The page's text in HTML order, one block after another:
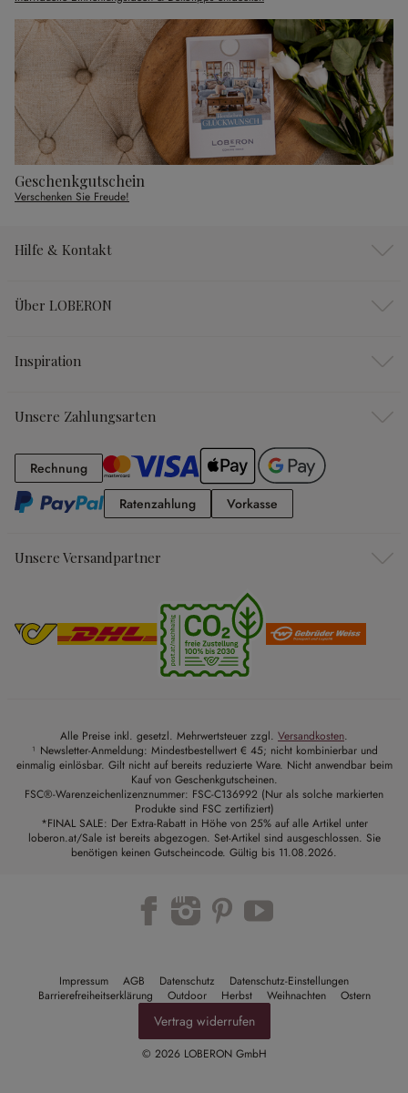
Geschenkgutschein
Verschenken Sie Freude!
Hilfe & Kontakt
Über LOBERON
Inspiration
Unsere Zahlungsarten
RechnungRechnung
RatenzahlungRatenzahlung
Vorkasse
Unsere Versandpartner
Alle Preise inkl. gesetzl. Mehrwertsteuer zzgl. Versandkosten.
¹ Newsletter-Anmeldung: Mindestbestellwert € 45; nicht kombinierbar und
einmalig einlösbar. Gilt nicht auf bereits reduzierte Ware. Nicht anwendbar beim
Kauf von Geschenkgutscheinen.
FSC®-Warenzeichenlizenznummer: FSC-C136992 (Nur als solche markierten
Produkte sind FSC zertifiziert)
*FINAL SALE: Der Extra-Rabatt in Höhe von 25% auf alle Artikel unter
loberon.at/Sale ist bereits abgezogen. Set-Artikel sind ausgeschlossen. Sie
benötigen keinen Gutscheincode. Gültig bis 11.08.2026.
Impressum AGB Datenschutz
Datenschutz-Einstellungen
Barrierefreiheitserklärung
Outdoor Herbst Weihnachten Ostern
Vertrag widerrufen
© 2026 LOBERON GmbH